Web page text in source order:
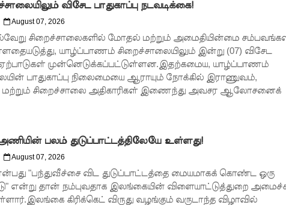
விசேட பாதுகாப்பு நடவடிக்கை!
August 07, 2026
சிறைச்சாலைகளில் மோதல் மற்றும் அமைதியின்மை
யாழ்ப்பாணம் சிறைச்சாலையிலும் இன்று (07) விசேட
ஏற்பாடுகள் முன்னெடுக்கப்பட்டுள்ளன.இதற்கமைய, யாழ்ப்பாணம்
பாதுகாப்பு நிலைமையை ஆராயும் நோக்கில் இராணுவம்,
மற்றும் சிறைச்சாலை அதிகாரிகள் இணைந்து அவசர ஆலோசனைக்
பலம் துடுப்பாட்டத்திலேயே உள்ளது!
August 07, 2026
என்பது "பந்துவீச்சை விட துடுப்பாட்டத்தை மையமாகக் கொண்ட ஒரு
என்று தான் நம்புவதாக இலங்கையின் விளையாட்டுத்துறை
கிரிக்கெட் விருது வழங்கும் வருடாந்த விழாவில்